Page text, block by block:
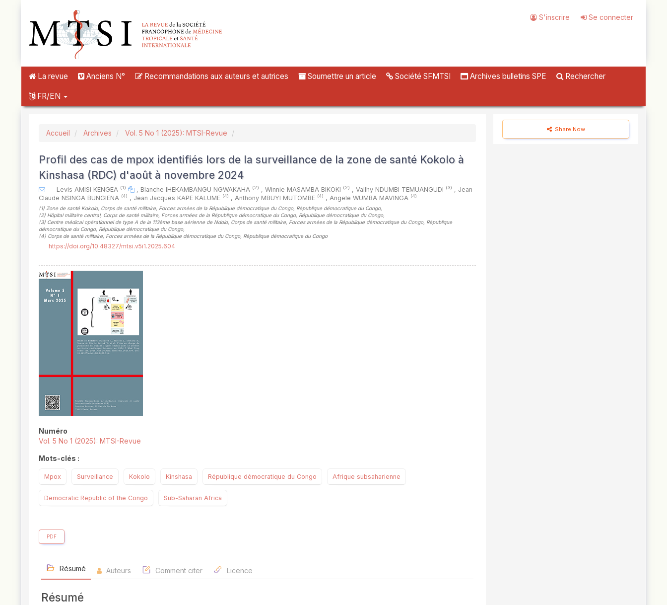
##plugins.themes.novelty.accessible_menu.main_navigation##
##plugins.themes.novelty.accessible_menu.main_content##
##plugins.themes.novelty.accessible_menu.sidebar##
S'inscrire Se connecter
La revue Anciens N° Recommandations aux auteurs et autrices Soumettre un article Société SFMTSI Archives bulletins SPE Rechercher
FR/EN
Accueil Archives Vol. 5 No 1 (2025): MTSI-Revue
Profil des cas de mpox identifiés lors de la surveillance de la zone de santé Kokolo à
Kinshasa (RDC) d'août à novembre 2024
Levis AMISI KENGEA (1) , Blanche IHEKAMBANGU NGWAKAHA (2) , Winnie MASAMBA BIKOKI (2) , Vallhy NDUMBI TEMUANGUDI (3) , Jean
Claude NSINGA BUNGIENA (4) , Jean Jacques KAPE KALUME (4) , Anthony MBUYI MUTOMBE (4) , Angele WUMBA MAVINGA (4)
(1) Zone de santé Kokolo, Corps de santé militaire, Forces armées de la République démocratique du Congo, République démocratique du Congo,
(2) Hôpital militaire central, Corps de santé militaire, Forces armées de la République démocratique du Congo, République démocratique du Congo,
(3) Centre médical opérationnel de type A de la 113ème base aérienne de Ndolo, Corps de santé militaire, Forces armées de la République démocratique du Congo, République
démocratique du Congo, République démocratique du Congo,
(4) Corps de santé militaire, Forces armées de la République démocratique du Congo, République démocratique du Congo
https://doi.org/10.48327/mtsi.v5i1.2025.604
##plugins.themes.novelty.article.sidebar##
Numéro
Vol. 5 No 1 (2025): MTSI-Revue
Mots-clés :
Mpox Surveillance Kokolo Kinshasa République démocratique du Congo Afrique subsaharienne
Democratic Republic of the Congo Sub-Saharan Africa
PDF
Résumé Auteurs Comment citer Licence
Résumé
Share Now